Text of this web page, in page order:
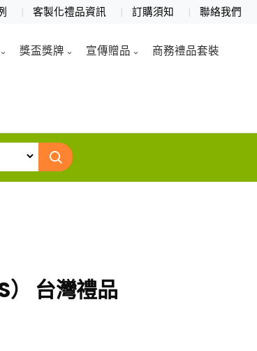
客製化禮品資訊 訂購須知 聯絡我們
獎盃獎牌 宣傳贈品 商務禮品套裝
） 台灣禮品